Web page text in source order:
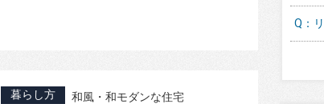
暮らし方 和風・和モダンな住宅
Q：